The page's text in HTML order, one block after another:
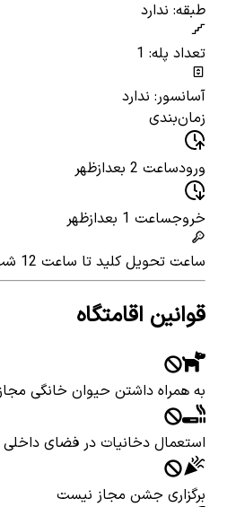
طبقه: ندارد
تعداد پله: 1
آسانسور: ندارد
زمان‌بندی
ورودساعت 2 بعدازظهر
خروجساعت 1 بعدازظهر
ساعت تحویل کلید تا ساعت 12 شب
قوانین اقامتگاه
به همراه داشتن حیوان خانگی
استعمال دخانیات در فضای
برگزاری جشن مجاز نیست